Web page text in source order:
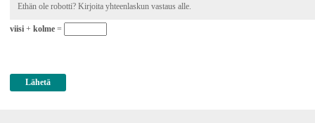
Ethän ole robotti? Kirjoita yhteenlaskun vastaus alle.
viisi + kolme =